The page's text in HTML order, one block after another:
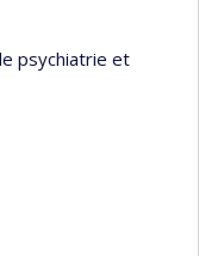
psychiatrie et